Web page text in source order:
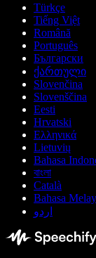
Türkçe
Tiếng Việt
Română
Português
Български
ქართული
Slovenčina
Slovenščina
Eesti
Hrvatski
Ελληνικά
Lietuvių
Bahasa
বাংলা
Català
Bahasa
اردو